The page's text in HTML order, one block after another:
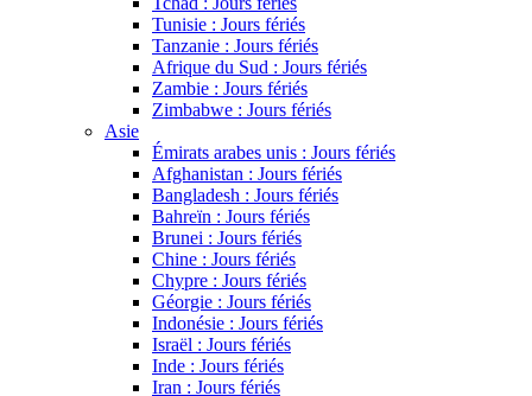
Tunisie : Jours fériés
Tanzanie : Jours fériés
Afrique du Sud : Jours fériés
Zambie : Jours fériés
Zimbabwe : Jours fériés
Asie
Émirats arabes unis : Jours fériés
Afghanistan : Jours fériés
Bangladesh : Jours fériés
Bahreïn : Jours fériés
Brunei : Jours fériés
Chine : Jours fériés
Chypre : Jours fériés
Géorgie : Jours fériés
Indonésie : Jours fériés
Israël : Jours fériés
Inde : Jours fériés
Iran : Jours fériés